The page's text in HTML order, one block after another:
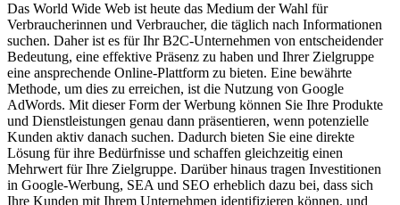
Das World Wide Web ist heute das Medium der Wahl für
Verbraucherinnen und Verbraucher, die täglich nach Informationen
suchen. Daher ist es für Ihr B2C-Unternehmen von entscheidender
Bedeutung, eine effektive Präsenz zu haben und Ihrer Zielgruppe
eine ansprechende Online-Plattform zu bieten. Eine bewährte
Methode, um dies zu erreichen, ist die Nutzung von Google
AdWords. Mit dieser Form der Werbung können Sie Ihre Produkte
und Dienstleistungen genau dann präsentieren, wenn potenzielle
Kunden aktiv danach suchen. Dadurch bieten Sie eine direkte
Lösung für ihre Bedürfnisse und schaffen gleichzeitig einen
Mehrwert für Ihre Zielgruppe. Darüber hinaus tragen Investitionen
in Google-Werbung, SEA und SEO erheblich dazu bei, dass sich
Ihre Kunden mit Ihrem Unternehmen identifizieren können, und